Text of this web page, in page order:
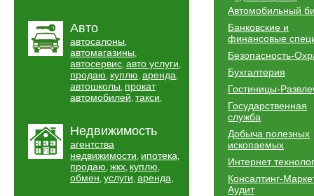
Авто
автосалоны,
автомагазины,
автосервис, авто услуги,
продаю, куплю, аренда,
автошколы, прокат
автомобилей, такси,
Недвижимость
агентства
недвижимости, ипотека,
продаю, жкх, куплю,
обмен, услуги, аренда,
Автомобильный
Банковские и
финансовые
Безопасность-
Бухгалтерия
Гостиницы-
Государственная
служба
Добыча полезных
ископаемых
Интернет
Консалтинг-
Аудит